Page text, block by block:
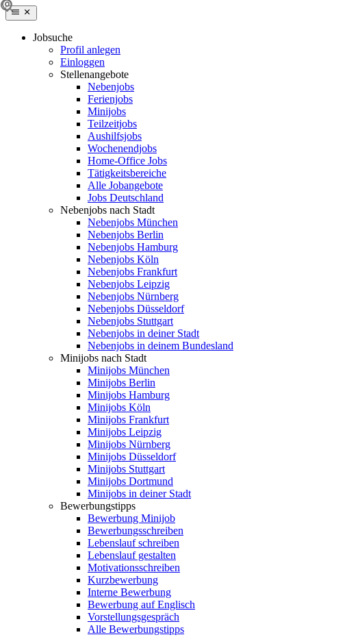
Jobsuche
Profil anlegen
Einloggen
Stellenangebote
Nebenjobs
Ferienjobs
Minijobs
Teilzeitjobs
Aushilfsjobs
Wochenendjobs
Home-Office Jobs
Tätigkeitsbereiche
Alle Jobangebote
Jobs Deutschland
Nebenjobs nach Stadt
Nebenjobs München
Nebenjobs Berlin
Nebenjobs Hamburg
Nebenjobs Köln
Nebenjobs Frankfurt
Nebenjobs Leipzig
Nebenjobs Nürnberg
Nebenjobs Düsseldorf
Nebenjobs Stuttgart
Nebenjobs in deiner Stadt
Nebenjobs in deinem Bundesland
Minijobs nach Stadt
Minijobs München
Minijobs Berlin
Minijobs Hamburg
Minijobs Köln
Minijobs Frankfurt
Minijobs Leipzig
Minijobs Nürnberg
Minijobs Düsseldorf
Minijobs Stuttgart
Minijobs Dortmund
Minijobs in deiner Stadt
Bewerbungstipps
Bewerbung Minijob
Bewerbungsschreiben
Lebenslauf schreiben
Lebenslauf gestalten
Motivationsschreiben
Kurzbewerbung
Interne Bewerbung
Bewerbung auf Englisch
Vorstellungsgespräch
Alle Bewerbungstipps